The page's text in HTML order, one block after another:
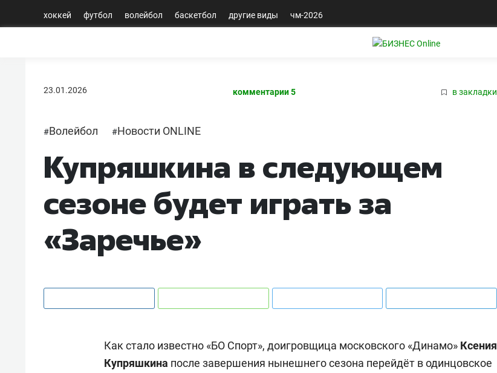
хоккей футбол волейбол баскетбол другие виды чм-2026
23.01.2026 комментарии 5 в закладки
#Волейбол #Новости ONLINE
Купряшкина в следующем
сезоне будет играть за
«Заречье»
Как стало известно «БО Спорт», доигровщица московского «Динамо» Ксения
Купряшкина после завершения нынешнего сезона перейдёт в одинцовское